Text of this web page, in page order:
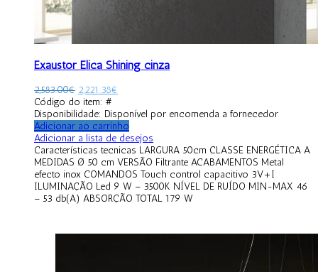
Exaustor Elica Shining cinza
2,583.00€ 2,221.38€
Código do item: #
Disponibilidade: Disponível por encomenda a fornecedor
Adicionar ao carrinho
Adicionar a lista de desejos
Características tecnicas LARGURA 50cm CLASSE ENERGÉTICA A
MEDIDAS Ø 50 cm VERSÃO Filtrante ACABAMENTOS Metal
efecto inox COMANDOS Touch control capacitivo 3V+I
ILUMINAÇÃO Led 9 W – 3500K NÍVEL DE RUÍDO MIN-MAX 46
– 53 db(A) ABSORÇÃO TOTAL 179 W